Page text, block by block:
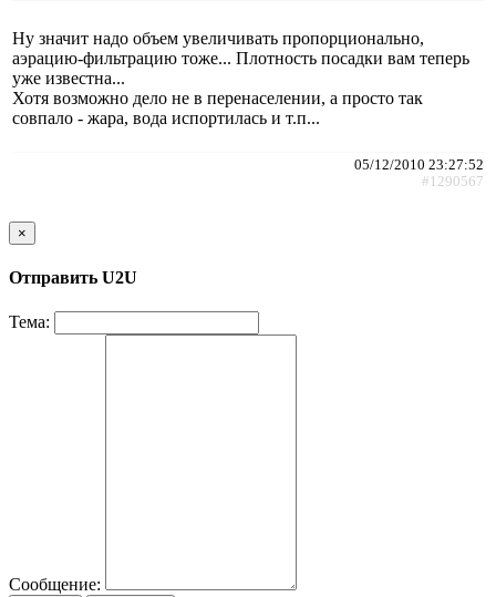
Ну значит надо объем увеличивать пропорционально,
аэрацию-фильтрацию тоже... Плотность посадки вам теперь
уже известна...
Хотя возможно дело не в перенаселении, а просто так
совпало - жара, вода испортилась и т.п...
05/12/2010 23:27:52
#1290567
×
Отправить U2U
Тема:
Сообщение: